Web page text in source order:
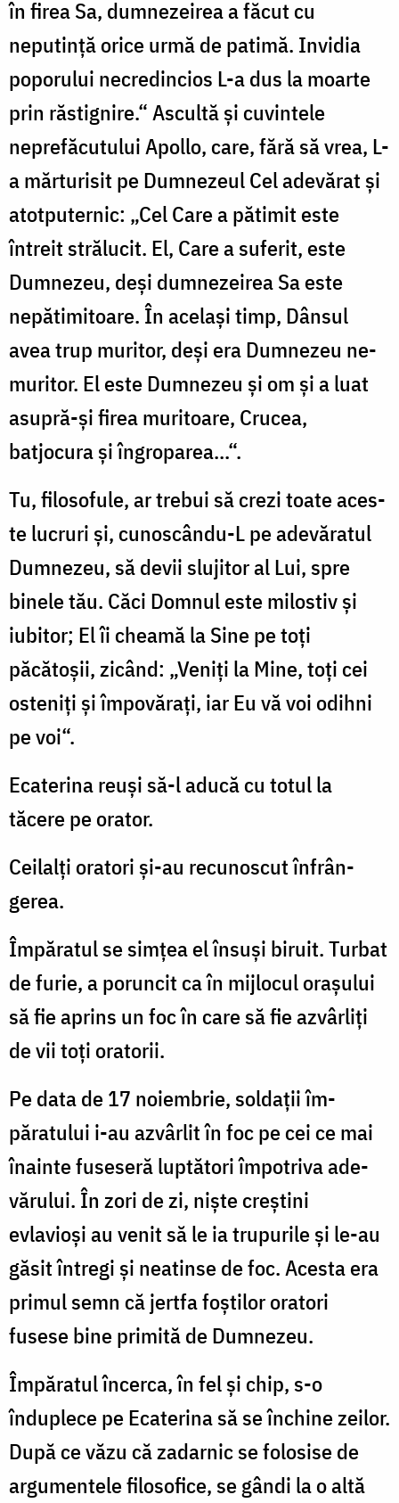
în firea Sa, dumnezeirea a făcut cu
neputință orice urmă de patimă. Invidia
poporului ne­cre­dincios L-a dus la moarte
prin răstignire.“ Ascultă și cuvintele
neprefă­cu­tului Apollo, care, fără să vrea, L-
a măr­turisit pe Dum­nezeul Cel adevărat și
atotputernic: „Cel Care a pătimit este
întreit strălucit. El, Care a suferit, este
Dumnezeu, deși dumnezeirea Sa este
nepătimitoare. În același timp, Dânsul
avea trup muritor, deși era Dumnezeu ne­
muritor. El este Dumnezeu și om și a luat
asupră-și firea muritoare, Crucea,
batjocura și îngroparea...“.
Tu, filosofule, ar trebui să crezi toate aces-
te lucruri și, cunoscându-L pe adevăratul
Dumnezeu, să devii slujitor al Lui, spre
binele tău. Căci Domnul este milostiv și
iubitor; El îi cheamă la Sine pe toți
păcătoșii, zicând: „Veniți la Mine, toți cei
osteniți și împovărați, iar Eu vă voi odihni
pe voi“.
Ecaterina reuși să-l aducă cu totul la
tăcere pe orator.
Ceilalți oratori și-au recunoscut înfrân­
gerea.
Împăratul se simțea el însuși biruit. Turbat
de furie, a poruncit ca în mijlocul orașului
să fie aprins un foc în care să fie azvârliți
de vii toți oratorii.
Pe data de 17 noiembrie, soldații îm­
păratului i-au azvârlit în foc pe cei ce mai
înainte fuseseră luptători împotriva ade­
vărului. În zori de zi, niște creștini
evlavioși au venit să le ia trupurile și le-au
găsit întregi și neatinse de foc. Acesta era
primul semn că jertfa foștilor oratori
fusese bine primită de Dumnezeu.
Împăratul încerca, în fel și chip, s-o
înduplece pe Ecaterina să se închine zeilor.
După ce văzu că zadarnic se folosise de
argu­mentele filosofice, se gândi la o altă